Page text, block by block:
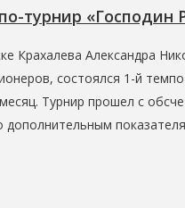
турнир «Господин
Крахалева Александра
состоялся 1-й
Турнир прошел с
дополнительным